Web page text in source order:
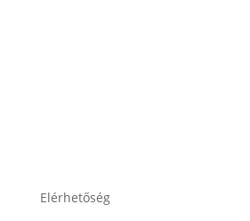
Elérhetőség